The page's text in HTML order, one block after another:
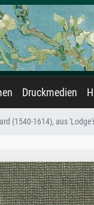
Druckmedien
(1540-1614), aus